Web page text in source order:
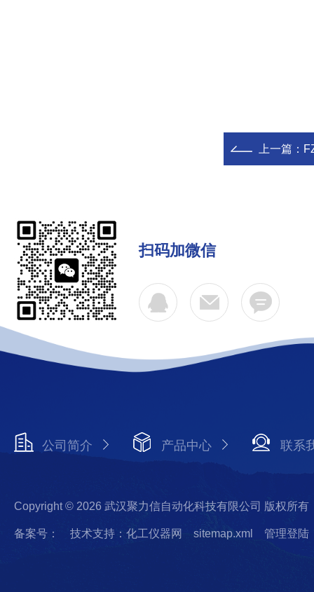
上一篇：
扫码加微信
公司简介 产品中心 联系
Copyright © 2026 武汉聚力信自动化科技有限公司 版权所有
备案号： 技术支持：化工仪器网 sitemap.xml 管理登陆